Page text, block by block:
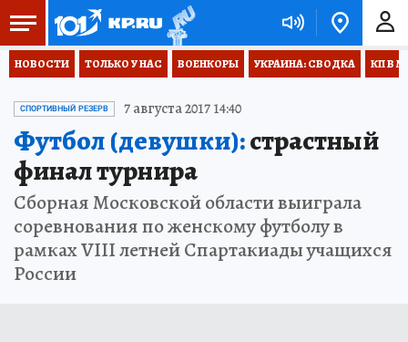
НОВОСТИ ТОЛЬКО У НАС ВОЕНКОРЫ УКРАИНА: СВОДКА КП В
СПОРТИВНЫЙ РЕЗЕРВ 7 августа 2017 14:40
Футбол (девушки):страстный
финал турнира
Сборная Московской области выиграла
соревнования по женскому футболу в
рамках VIII летней Спартакиады учащихся
России